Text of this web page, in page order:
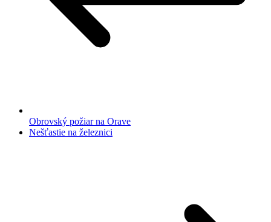
Obrovský požiar na Orave
Nešťastie na železnici